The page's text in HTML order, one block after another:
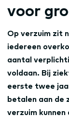
voor
Op verzuim zit
iedereen
aantal
voldaan. Bij
eerste twee
betalen aan de
verzuim